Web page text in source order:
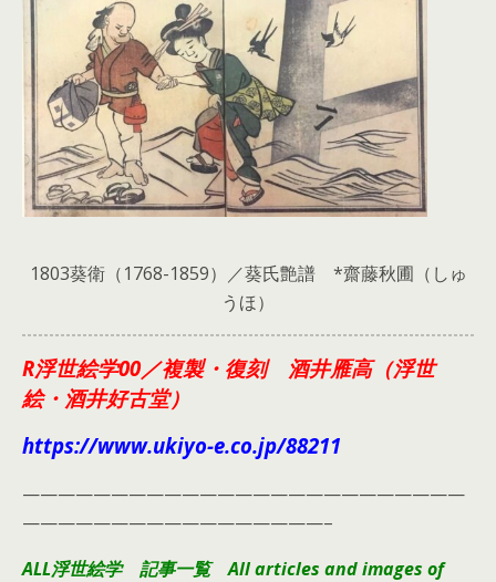
1803葵衛（1768-1859）／葵氏艶譜 *齋藤秋圃（しゅ
うほ）
R浮世絵学00／複製・復刻 酒井雁高（浮世
絵・酒井好古堂）
https://www.ukiyo-e.co.jp/88211
—————————————————————————
—————————————————–
ALL浮世絵学 記事一覧 All articles and images of